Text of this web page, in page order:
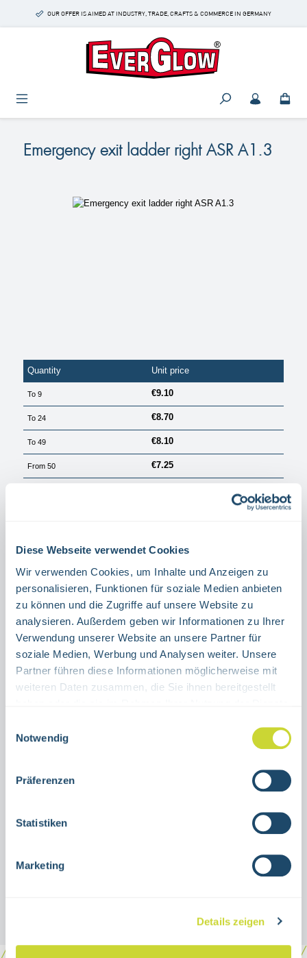
Diese Webseite verwendet Cookies
Wir verwenden Cookies, um Inhalte und Anzeigen zu
personalisieren, Funktionen für soziale Medien anbieten
zu können und die Zugriffe auf unsere Website zu
analysieren. Außerdem geben wir Informationen zu Ihrer
Verwendung unserer Website an unsere Partner für
soziale Medien, Werbung und Analysen weiter. Unsere
Partner führen diese Informationen möglicherweise mit
weiteren Daten zusammen, die Sie ihnen bereitgestellt
Notwendig
Präferenzen
Statistiken
Marketing
Details zeigen
Skip to main contentOUR OFFER IS AIMED AT INDUSTRY, TRADE, CRAFTS & COMMERCE IN GERMANY
Emergency exit ladder right ASR A1.3
Skip image gallery
Quantity Unit price
To9 €9.10
To24 €8.70
To49 €8.10
From50 €7.25
Richtung
RIGHT
LEFT
Product Quantity: Enter the desired amount or use the buttons to increase or decrease the
Description
leftfor indoor use20 x 20 cmAluminum or
A1.3…More